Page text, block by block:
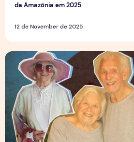
da Amazônia em 2025
12 de November de 2025
Idosos em evidência: a nova